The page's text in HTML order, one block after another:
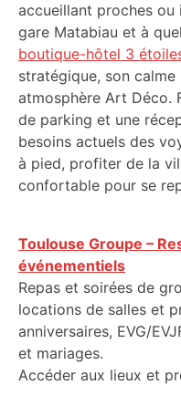
accueillant proches ou
gare Matabiau et à
boutique-hôtel 3
stratégique, son
atmosphère Art Déco.
de parking et une
besoins actuels des
à pied, profiter de la
confortable pour se
Toulouse Groupe –
événementiels
Repas et soirées de
locations de salles et
anniversaires, EVG/
et mariages.
Accéder aux lieux et